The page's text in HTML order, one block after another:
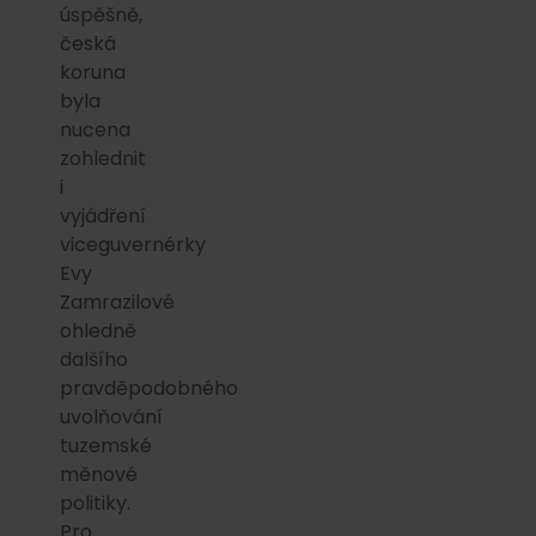
úspěšně,
česká
koruna
byla
nucena
zohlednit
i
vyjádření
viceguvernérky
Evy
Zamrazilové
ohledně
dalšího
pravděpodobného
uvolňování
tuzemské
měnové
politiky.